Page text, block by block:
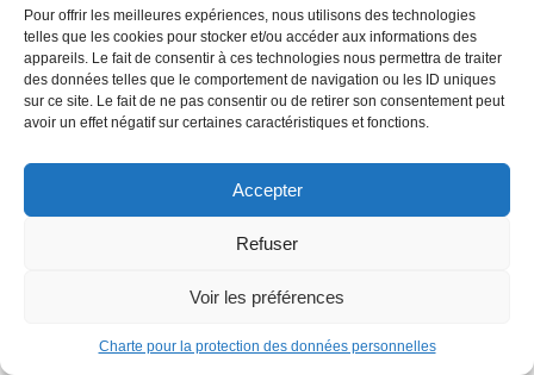
Pour offrir les meilleures expériences, nous utilisons des technologies
telles que les cookies pour stocker et/ou accéder aux informations des
appareils. Le fait de consentir à ces technologies nous permettra de traiter
des données telles que le comportement de navigation ou les ID uniques
sur ce site. Le fait de ne pas consentir ou de retirer son consentement peut
avoir un effet négatif sur certaines caractéristiques et fonctions.
Accepter
Refuser
Voir les préférences
Charte pour la protection des données personnelles
Le Mythe de l’Ossuaire – le Passage
mer pour enquêter sur un phénomène étrange, il découvre